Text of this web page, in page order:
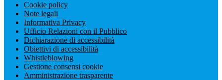
Cookie policy
Note legali
Informativa Privacy
Ufficio Relazioni con il Pubblico
Dichiarazione di accessibilità
Obiettivi di accessibilità
Whistleblowing
Gestione consensi cookie
Amministrazione trasparente